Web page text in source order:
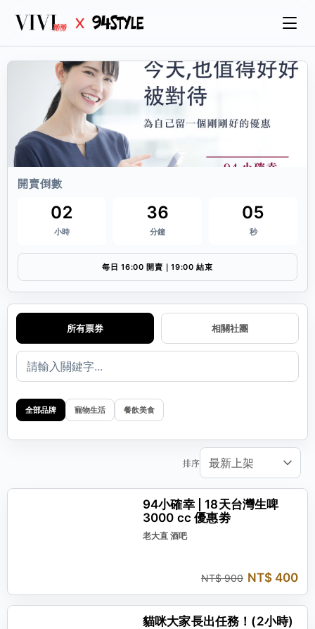
開賣倒數
02
小時
36
分鐘
04
秒
每日 16:00 開賣｜19:00 結束
所有票券 相關社團
全部品牌 寵物生活 餐飲美食
排序
94小確幸 | 18天台灣生啤
3000 cc 優惠劵
老大直 酒吧
NT$ 900 NT$ 400
貓咪大家長出任務！(2小時)